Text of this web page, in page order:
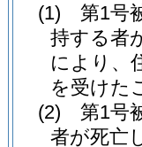
(1)
第1号
持する者
により、
を受けた
(2)
第1号
者が死亡